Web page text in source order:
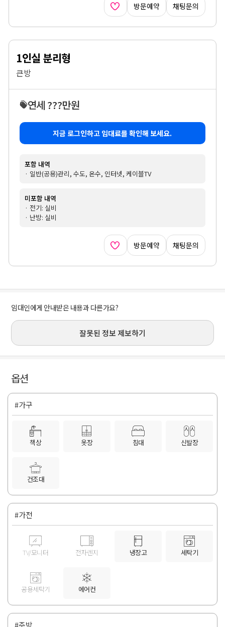
방문예약 채팅문의
1인실 분리형
큰방
연세 ???만원
지금 로그인하고 임대료를 확인해 보세요.
포함 내역
· 일반(공용)관리, 수도, 온수, 인터넷, 케이블TV
미포함 내역
· 전기: 실비
· 난방: 실비
방문예약 채팅문의
임대인에게 안내받은 내용과 다른가요?
잘못된 정보 제보하기
옵션
#가구
책상 옷장 침대 신발장
건조대
#가전
TV/모니터 전자렌지 냉장고 세탁기
공용세탁기 에어컨
#주방